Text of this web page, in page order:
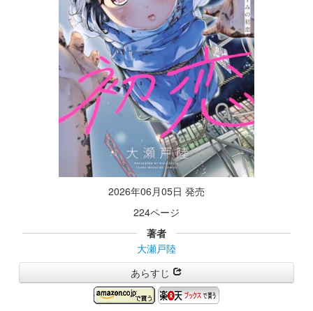
2026年06月05日 発売
224ページ
著者
大瀬戸陸
あらすじ